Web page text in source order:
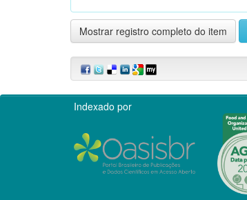
Mostrar registro completo do item
Indexado por